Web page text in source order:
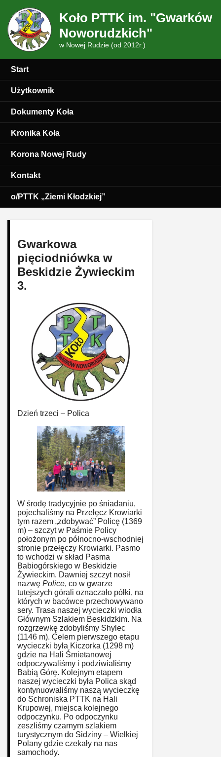
Koło PTTK im. "Gwarków
Noworudzkich"
w Nowej Rudzie (od 2012r.)
Start
Użytkownik
Dokumenty Koła
Kronika Koła
Korona Nowej Rudy
Kontakt
o/PTTK „Ziemi Kłodzkiej”
Gwarkowa
pięciodniówka w
Beskidzie Żywieckim
3.
Dzień trzeci – Polica
W środę tradycyjnie po śniadaniu,
pojechaliśmy na Przełęcz Krowiarki
tym razem „zdobywać” Policę (1369
m) – szczyt w Paśmie Policy
położonym po północno-wschodniej
stronie przełęczy Krowiarki. Pasmo
to wchodzi w skład Pasma
Babiogórskiego w Beskidzie
Żywieckim. Dawniej szczyt nosił
nazwę Police, co w gwarze
tutejszych górali oznaczało półki, na
których w bacówce przechowywano
sery. Trasa naszej wycieczki wiodła
Głównym Szlakiem Beskidzkim. Na
rozgrzewkę zdobyliśmy Shylec
(1146 m). Celem pierwszego etapu
wycieczki była Kiczorka (1298 m)
gdzie na Hali Śmietanowej
odpoczywaliśmy i podziwialiśmy
Babią Górę. Kolejnym etapem
naszej wycieczki była Polica skąd
kontynuowaliśmy naszą wycieczkę
do Schroniska PTTK na Hali
Krupowej, miejsca kolejnego
odpoczynku. Po odpoczynku
zeszliśmy czarnym szlakiem
turystycznym do Sidziny – Wielkiej
Polany gdzie czekały na nas
samochody.